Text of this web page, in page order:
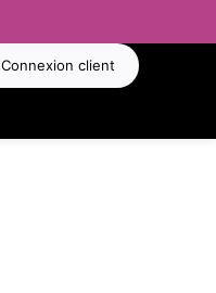
Connexion client